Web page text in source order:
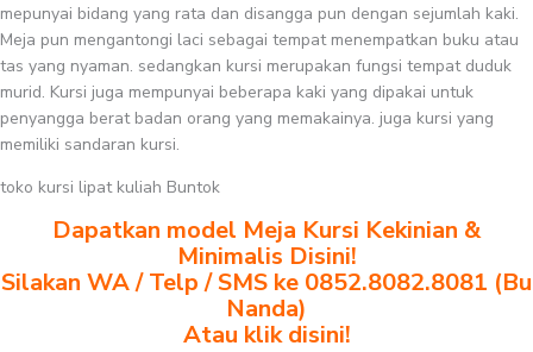
mepunyai bidang yang rata dan disangga pun dengan sejumlah kaki.
Meja pun mengantongi laci sebagai tempat menempatkan buku atau
tas yang nyaman. sedangkan kursi merupakan fungsi tempat duduk
murid. Kursi juga mempunyai beberapa kaki yang dipakai untuk
penyangga berat badan orang yang memakainya. juga kursi yang
memiliki sandaran kursi.
toko kursi lipat kuliah Buntok
Dapatkan model Meja Kursi Kekinian &
Minimalis Disini!
Silakan WA / Telp / SMS ke 0852.8082.8081 (Bu
Nanda)
Atau klik disini!